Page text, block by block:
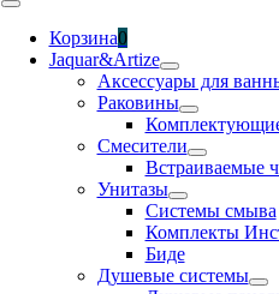
Toggle
NavigationКорзина0
Jaquar&Artize
Аксессуары для
Раковины
Смесители
Встраиваемые
Унитазы
Системы смыва
Комплекты
Биде
Душевые системы